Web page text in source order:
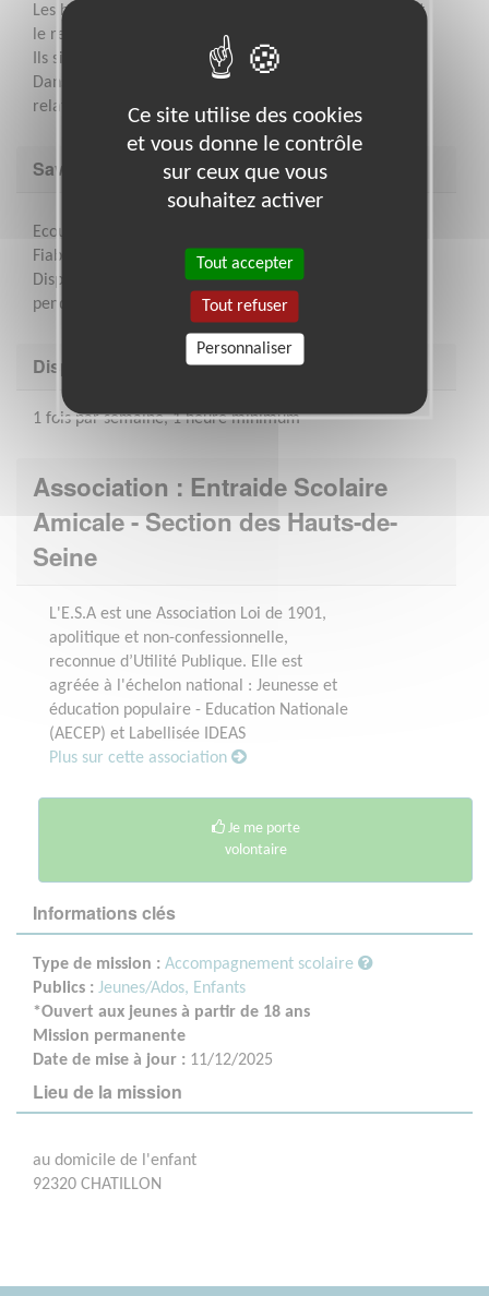
Les bénévoles sont rattachés à une antenne locale dont
le responsable apporte aide et conseil.
Ils signent une charte définissant leur engagement.
Dans le cadre du soutien scolaire, ils peuvent être en
relation avec l’établissement fréquenté par l’enfant.
Savoir être & compétences
Ecoute – Compréhension – Dialogue
Fiabilité – Régularité
Disponibilité : au minimum une heure par semaine
pendant l'année scolaire
Disponibilité demandée
1 fois par semaine, 1 heure minimum
Association : Entraide Scolaire
Amicale - Section des Hauts-de-
Seine
L'E.S.A est une Association Loi de 1901,
apolitique et non-confessionnelle,
reconnue d’Utilité Publique. Elle est
agréée à l'échelon national : Jeunesse et
éducation populaire - Education Nationale
(AECEP) et Labellisée IDEAS
Plus sur cette association
Je me porte
volontaire
Informations clés
Type de mission : Accompagnement scolaire
Publics : Jeunes/Ados, Enfants
*Ouvert aux jeunes à partir de 18 ans
Mission permanente
Date de mise à jour : 11/12/2025
Lieu de la mission
au domicile de l'enfant
92320 CHATILLON
Ce site utilise des cookies
et vous donne le contrôle
sur ceux que vous
souhaitez activer
Tout accepter
Tout refuser
Personnaliser